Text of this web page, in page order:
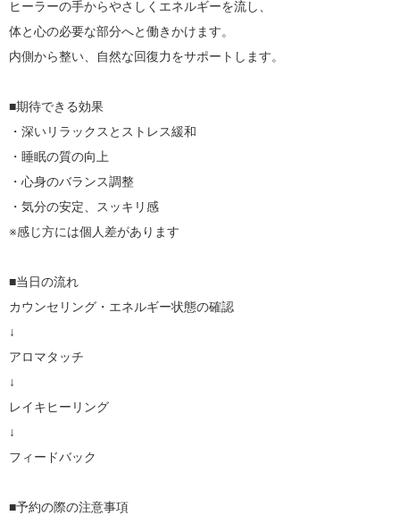
ヒーラーの手からやさしくエネルギーを流し、
体と心の必要な部分へと働きかけます。
内側から整い、自然な回復力をサポートします。
■期待できる効果
・深いリラックスとストレス緩和
・睡眠の質の向上
・心身のバランス調整
・気分の安定、スッキリ感
※感じ方には個人差があります
■当日の流れ
カウンセリング・エネルギー状態の確認
↓
アロマタッチ
↓
レイキヒーリング
↓
フィードバック
■予約の際の注意事項